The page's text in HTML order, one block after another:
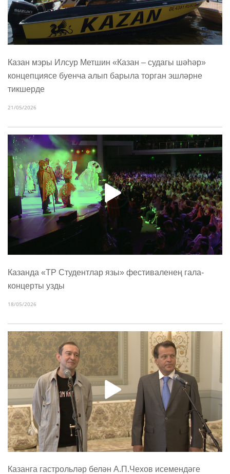
Казан мэры Илсур Метшин «Казан – судагы шәһәр»
концепциясе буенча алып барыла торган эшләрне
тикшерде
21/05/2026
Казанда «ТР Студентлар язы» фестиваленең гала-
концерты узды
18/05/2026
Казанга гастрольләр белән А.П.Чехов исемендәге